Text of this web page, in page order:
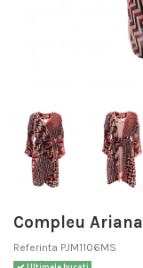
Compleu Ariana
Referinta PJM1106MS